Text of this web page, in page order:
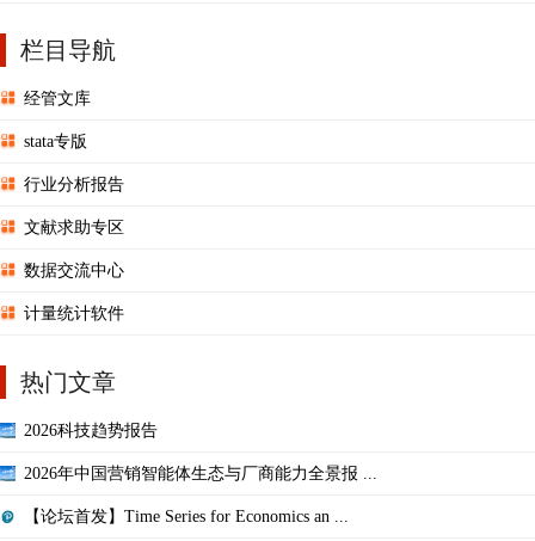
栏目导航
经管文库
stata专版
行业分析报告
文献求助专区
数据交流中心
计量统计软件
热门文章
2026科技趋势报告
2026年中国营销智能体生态与厂商能力全景报 ...
【论坛首发】Time Series for Economics an ...